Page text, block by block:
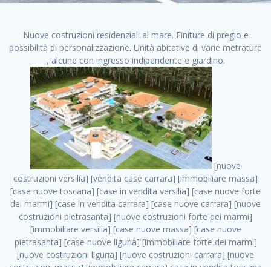
Nuove costruzioni residenziali al mare. Finiture di pregio e
possibilità di personalizzazione. Unità abitative di varie metrature
, alcune con ingresso indipendente e giardino.
[nuove costruzioni versilia] [vendita case carrara] [immobiliare massa] [case nuove toscana] [case in vendita versilia] [case nuove forte dei marmi] [case in vendita carrara] [case nuove carrara] [nuove costruzioni pietrasanta] [nuove costruzioni forte dei marmi] [immobiliare versilia] [case nuove massa] [case nuove pietrasanta] [case nuove liguria] [immobiliare forte dei marmi] [nuove costruzioni liguria] [nuove costruzioni carrara] [nuove costruzioni massa] [immobiliare carrara] case in vendita toscana [immobiliare liguria] [case in vendita massa] [vendita case massa] [vendita case versilia] [nuove costruzioni toscana] [immobiliare pietrasanta] [immobiliare toscana] [case nuove versilia] nuove costruzioni case nuove in vendita case nuove case in costruzione case nuova costruzione appartamenti nuova costruzione case in vendita nuove costruzioni terreno edificabile nuove costruzioni milano marina di carrara carrara massa massa carrara toscana versilia case in vendita a milano case in vendita a roma appartamenti nuovi in vendita vendita case milano case in vendita torino case in vendita milano case di nuova costruzione nuove costruzioni roma case in vendita roma , monza nuove costruzioni . vendita case roma vendita case torino villette nuova costruzione vendita case privati cerco casa milano vendita case impresa edile vendita case genova vendita immobili vendita case nuove cerco casa ville nuova costruzione annunci case in vendita case in vendita nuova costruzione nuove case in vendita case in vendita da privati villette a schiera cerco casa in vendita case in affitto vendita nuove costruzioni costruire case affitto affitto negozio milano cerco casa roma cerco casa nuova costruzione appartamenti in costruzione, monza nuove costruzioni . case nuove vendita case in vendita nuove case nuove milano nuove costruzioni morena case in vendita costruzioni case case in vendita tor vergata nuova annunci vendita case case in vendita milano centro, monza nuove costruzioni . vendita case nuova costruzione case in vendita privati agenzia immobiliare appartamenti di nuova costruzione ville in costruzione case in vendita a opera nuova costruzione nuove costruzioni torino, monza nuove costruzioni . appartamenti nuovi impresa edile roma trova casa costruzioni nuove appartamenti in affitto cantieri in costruzione, monza nuove costruzioni . immobiliare nuove costruzioni case in vendita dragona appartamenti in vendita siti vendita case case in vendita roma nord nuovi costruzioni ville nuove in vendita nuove costruzioni in vendita trovocasa cerco casa affitto villette in vendita nuove costruzioni immobiliari nuove costruzioni bologna toscano immobiliare palermo nuovi appartamenti vendita case dragona nuova costruzione case in vendita villaggio prenestino, monza nuove costruzioni . case in vendita dal costruttore imprese edili torino nuove costruzioni firenze immobiliare case nuove in costruzione toscano immobiliare milano, monza nuove costruzioni . casanuova case in vendita acilia dragona case in vendita di nuova costruzione case in vendita da costruttore nuove costruzioni eur case e cantieri appartamenti in vendita nuova costruzione case in vendita a dragona roma case in vendita nuove case in costruzione porta portese immobiliare appartamenti cerco casa disperatamente case in vendita torresina cascine in vendita vendita immobili roma, monza nuove costruzioni . milano nuove costruzioni morena case in vendita costruzioni edili nuove costruzioni catania visure catastali on line gratis nuove costruzioni monza case in costruzione milano, monza nuove costruzioni . nuove costruzioni boccea vendita immobili milano attico immobiliare roma vendita imprese edili bergamo impresa edile bologna case in vendita a classe appartamento nuovo nuove costruzioni pietralata case costruzione case in vendita roma sud nuove costruzioni residenziali a milano appartamenti nuova costruzione milano case in vendita boccea case in vendita morena nuove costruzioni vendita immobili privati, monza nuove costruzioni . comprare casa nuova costruzione case in vendita con leasing case in vendita ostia antica case nuova costruzione milano appartamenti nuovi milano case nuove roma nuove costruzioni bari edilizia convenzionata case in vendita a tortona villaggio prenestino case in vendita toscano immobiliare professione casa nuove costruzioni parma impresa costruzioni nuove case nuove costruzioni bergamo vendita immobili torino ville di nuova costruzione solo affitti appartamento nuovo in vendita appartamenti nuova costruzione roma case nuova costruzione roma, monza nuove costruzioni . nuove costruzioni a milano case in costruzione roma impresa di costruzioni grimaldi immobiliare costruzioni villetta nuova costruzione case in vendita da imprese edili cerco casa a acquisto casa in costruzione nuove costruzioni mare costruzioni immobiliari cantieri nuove costruzioni acquisto casa nuova costruzione nuove costruzioni padova comprare casa in costruzione impresa edile napoli nuove costruzioni pescara casa risorse immobiliari, monza nuove costruzioni . immobili in costruzione villette nuove villette nuove in vendita gabetti imprese edili verona nuove costruzioni milano sud nuovi immobili nuove costruzioni legnano, monza nuove costruzioni . cantieri nuove costruzioni milano villa nuova case vendita nuove costruzioni appartamenti in vendita nuovi immobili nuovi costruttori case imprese edili brescia nuovi appartamenti milano case in vendita selva nera casa nuova retecasa case nuova costruzione in vendita monolocale imprese edili firenze imprese edili padova frimm vendita case dragona nuove costruzioni vendita imprese edili parma imprese di costruzioni milano immobiliare toscano frimm immobiliare roma case case dal costruttore acquisto terreno agricolo imprese edili italiane roma vende casa case nuove a milano nuove costruzioni a roma imprese costruzioni roma cerco casa nuova immobili di nuova costruzione case in vendita castelverde roma impresa edile palermo rent to buy roma nuove costruzioni, monza nuove costruzioni . tempocasa case in vendita a riscatto nuove costruzioni varese nuove costruzioni bolzano vendita case in costruzione nuove costruzioni lecce cantiere milano costruire villa imprese edili treviso impresa edile catania case in vendita roma tiburtina vendita appartamenti nuova costruzione vendita immobili commerciali case nuove in vendita milano nuove costruzioni seregno cerca casa vendita cerco casa milano vendita nuove costruzioni milano ovest vendita case nuove milano imprese edili modena nuove costruzioni milano centro case in vendita aranova nuove abitazioni, monza nuove costruzioni ., monza nuove costruzioni . nuove costruzioni brescia nuove costruzioni como appartamenti nuovi in vendita a milano case in vendita bologna nuove costruzioni appartamenti in vendita milano nuova costruzione imprese edili como morena nuove costruzioni nuove costruzioni case vendita appartamenti nuovi nuove costruzioni salerno eurekasa villette in costruzione bilocali nuovi case nuove in vendita a roma case in vendita con permuta nuove costruzioni trento impresa edile varese imprese costruzioni milano imprese edili venezia case in vendita prenestina imprese edili spa nuove costruzioni gallarate roma nuove costruzioni case in nuova costruzione nuovi case nuove in vendita a milano nuove costruzioni loano nuovi cantieri milano imprese edili novara case in vendita roma est imprese di costruzioni roma appartamenti in costruzione milano nuovi cantieri cerco casa vendita milano nuove costruzioni brugherio vendita case da imprese edili imprese edili udine nuove costruzioni direttamente dal costruttore imprese edili vicenza case in vendita a loano nuova costruzione nuove villette prezzi case nuove case in vendita in costruzione compravendita terreno agricolo cantiere, monza nuove costruzioni . case in vendita milano navigli costruzione nuova casa costruzioni nuove milano nuove costruzioni roma rent to buy nuove costruzioni taranto palazzo in costruzione vendita appartamenti nuova costruzione milano centro costruzioni milano case in vendita milano nuove costruzioni case in vendita milano sud impresa edile como case nuove a roma boccea case in vendita imprese edili trento nuove costruzioni buccinasco case in costruzione a milano nuove costruzioni ripamonti case in vendita a salerno nuove costruzioni nuove residenze milano case nuove vendita milano nuove costruzioni milano nord nuove costruzioni livorno vendita nuove costruzioni roma nuove costruzioni liguria costruzioni roma cerco casa roma vendita nuove costruzioni classe a impresa edile rimini nuovi annunci case in vendita nuove costruzioni magenta todini costruzioni case grezze in vendita vendita appartamenti nuovi milano case in vendita gallaratese milano nuove costruzioni arezzo, monza nuove costruzioni . case in vendita castelverde case nuove dal costruttore nuovo appartamento nuove costruzioni desenzano imprese edili lombardia imprese edili veneto appartamenti in costruzione roma case vendita pescara nuove costruzioni case in vendita ad acilia imprese edili verona e provincia nuove costruzioni desio appartamenti classe a milano firenze nuove costruzioni pirelli re immobiliare grandi imprese di costruzioni case in vendita torresina roma case in vendita navigli milano nuove costruzioni roma centro nuovecostruzioni appartamenti nuovi a milano impresa edile ancona nuove residenze dragona case in vendita nuove costruzioni brindisi vendita nuove costruzioni milano case in vendita arredate nuove case milano case nuove milano centro sito impresa edile nuov